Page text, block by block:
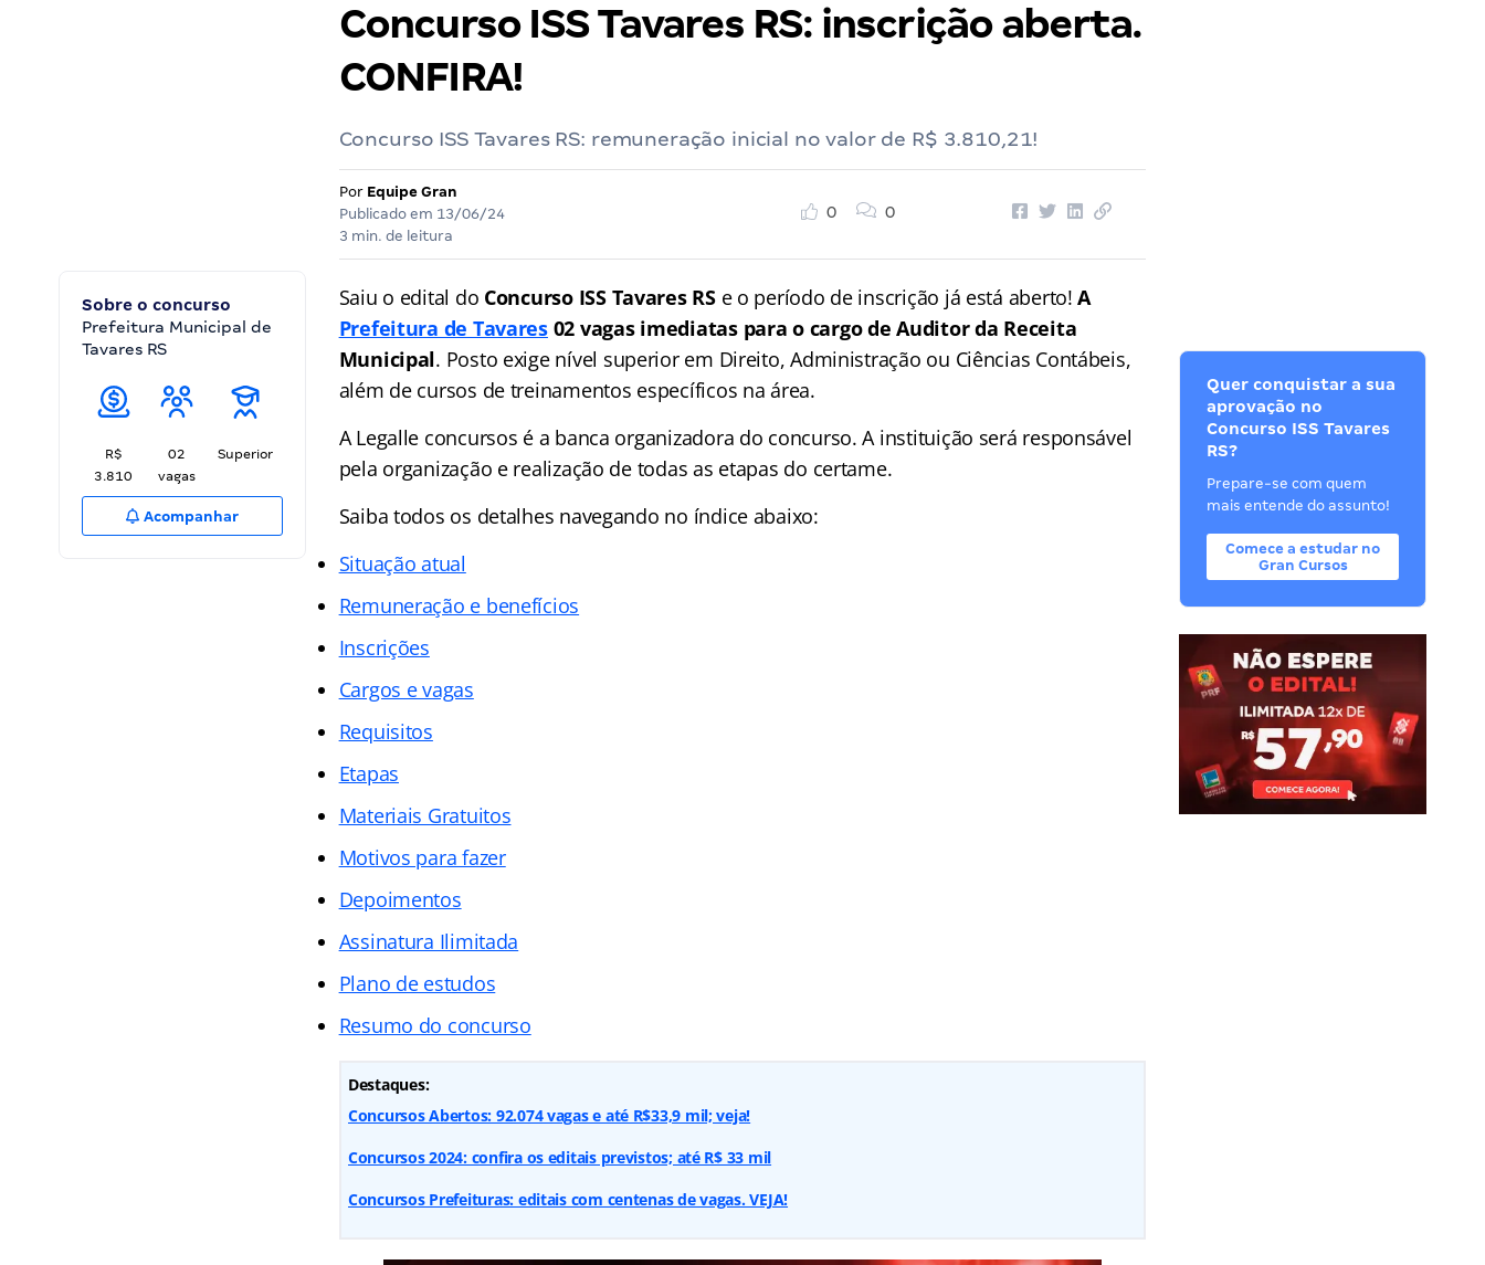
Concurso ISS Tavares RS: inscrição aberta.
CONFIRA!
Concurso ISS Tavares RS: remuneração inicial no valor de R$ 3.810,21!
Por Equipe Gran
Publicado em 13/06/24
3 min. de leitura
0 0
Sobre o concurso
Prefeitura Municipal de
Tavares RS
R$
3.810
02
vagas
Superior
Acompanhar
Saiu o edital do Concurso ISS Tavares RSe o período de inscrição já está aberto!A
Prefeitura de Tavares02 vagas imediatas para o cargo de Auditor da Receita
Municipal. Posto exige nível superior em Direito, Administração ou Ciências Contábeis,
além de cursos de treinamentos específicos na área.
A Legalle concursos é a banca organizadora do concurso. A instituição será responsável
pela organização e realização de todas as etapas do certame.
Saiba todos os detalhes navegando no índice abaixo:
Situação atual
Remuneração e benefícios
Inscrições
Cargos e vagas
Requisitos
Etapas
Materiais Gratuitos
Motivos para fazer
Depoimentos
Assinatura Ilimitada
Plano de estudos
Resumo do concurso
Destaques:
Concursos Abertos: 92.074 vagas e até R$33,9 mil; veja!
Concursos 2024: confira os editais previstos; até R$ 33 mil
Concursos Prefeituras: editais com centenas de vagas. VEJA!
Quer conquistar a sua
aprovação no
Concurso ISS Tavares
RS?
Prepare-se com quem
mais entende do assunto!
Comece a estudar no
Gran Cursos